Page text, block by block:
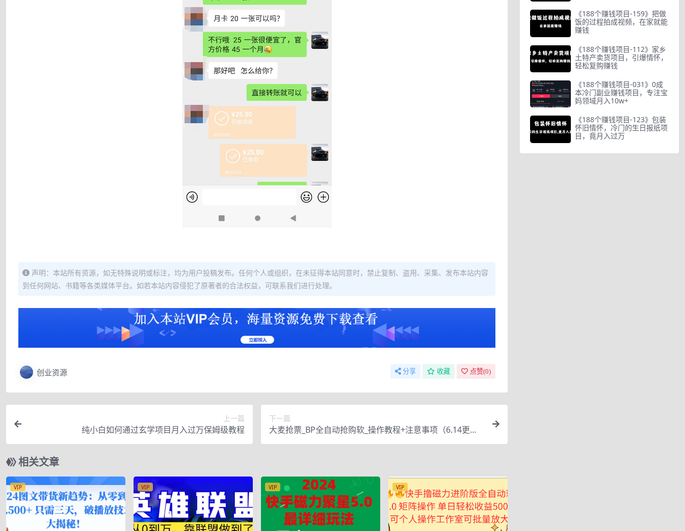
声明：本站所有资源，如无特殊说明或标注，均为用户投稿发布。任何个人或组织，在未征得本站同意时，禁止复制、盗用、采集、发布本站内容
到任何网站、书籍等各类媒体平台。如若本站内容侵犯了原著者的合法权益，可联系我们进行处理。
创业资源 分享 收藏 点赞(0)
上一篇
纯小白如何通过玄学项目月入过万保姆级教程
下一篇
大麦抢票_BP全自动抢购软_操作教程+注意事项（6.14更
新）
相关文章
VIP VIP VIP VIP
《188个赚钱项目-159》把做
饭的过程拍成视频，在家就能
赚钱
《188个赚钱项目-112》家乡
土特产卖货项目，引爆情怀，
轻松复购赚钱
《188个赚钱项目-031》0成
本冷门副业赚钱项目，专注宝
妈领域月入10w+
《188个赚钱项目-123》包装
怀旧情怀，冷门的生日报纸项
目，竟月入过万